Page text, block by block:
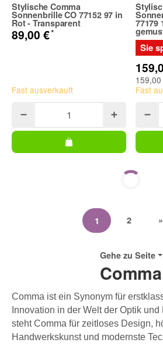
Stylische Comma
Sonnenbrille CO 77152 97 in
Rot - Transparent
89,00 €*
Fast ausverkauft
77179
Sie
Fast
1 2 »
Gehe zu Seite
Comma
Comma ist ein Synonym für
Innovation in der Welt der Optik
steht Comma für zeitloses Design,
Handwerkskunst und modernste